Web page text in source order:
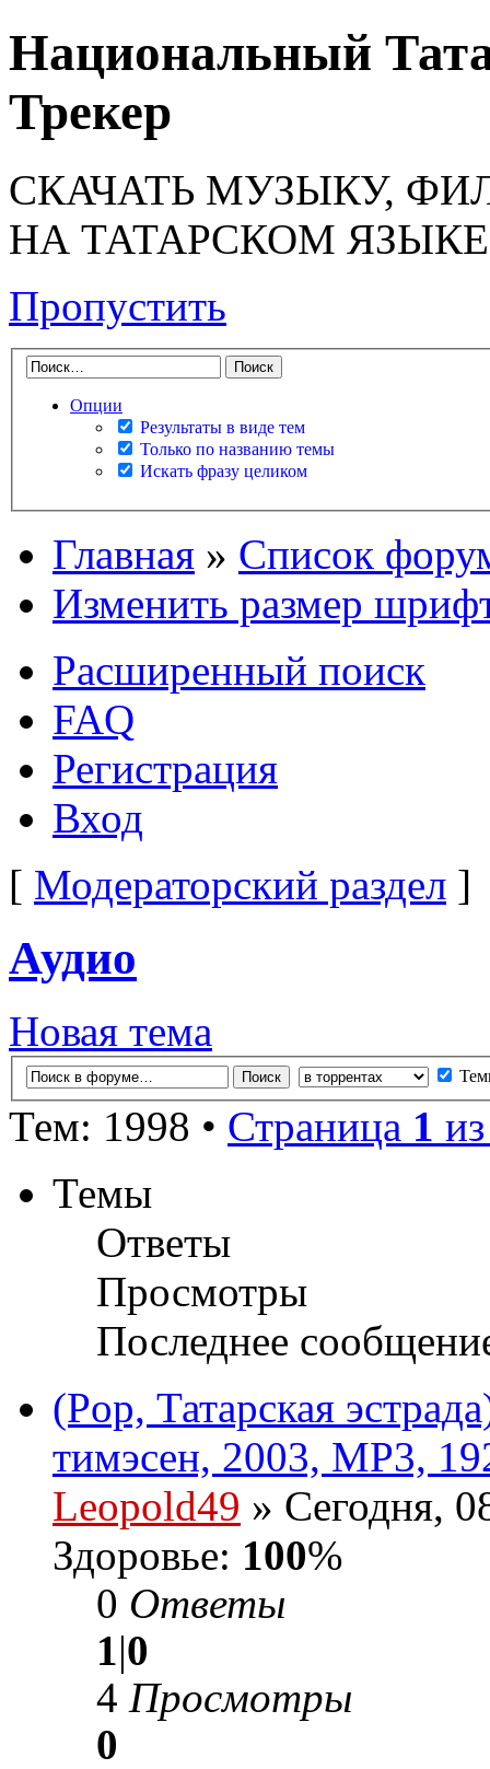
Национальный
Трекер
СКАЧАТЬ МУЗЫКУ,
НА ТАТАРСКОМ ЯЗЫКЕ
Пропустить
Опции
Результаты в виде тем
Только по названию темы
Искать фразу целиком
Главная » Список
Изменить размер
Расширенный поиск
FAQ
Регистрация
Вход
[ Модераторский раздел ]
Аудио
Новая тема
Тем: 1998 • Страница 1
Темы
Ответы
Просмотры
Последнее
(Pop, Татарская
тимэсен, 2003, MP3,
Leopold49 » Сегодня,
Здоровье: 100%
0 Ответы
1|0
4 Просмотры
0